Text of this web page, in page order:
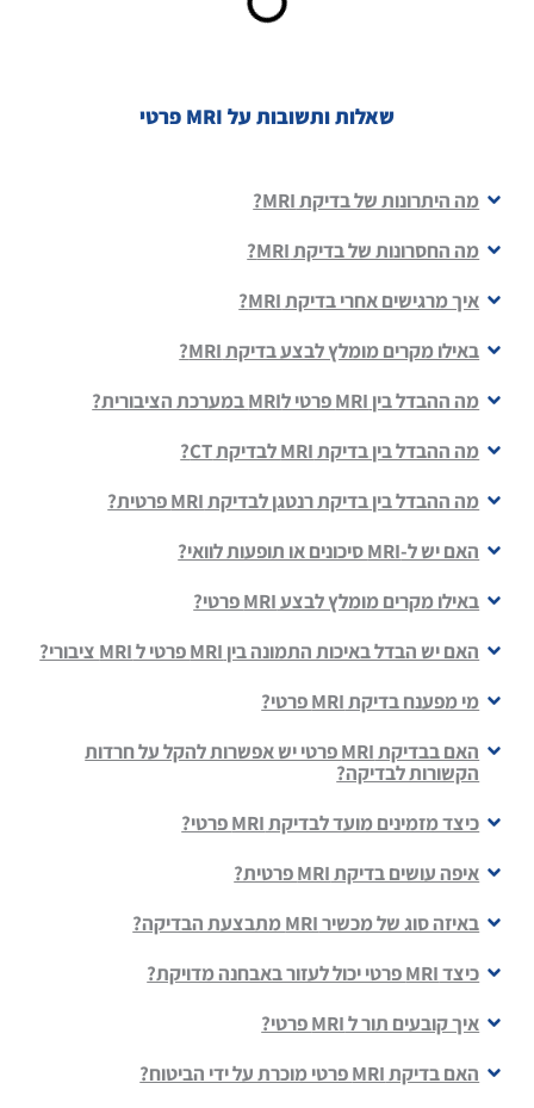
שאלות ותשובות על MRI פרטי
מה היתרונות של בדיקת MRI?
מה החסרונות של בדיקת MRI?
איך מרגישים אחרי בדיקת MRI?
באילו מקרים מומלץ לבצע בדיקת MRI?
מה ההבדל בין MRI פרטי לMRI במערכת הציבורית?
מה ההבדל בין בדיקת MRI לבדיקת CT?
מה ההבדל בין בדיקת רנטגן לבדיקת MRI פרטית?
האם יש ל-MRI סיכונים או תופעות לוואי?
באילו מקרים מומלץ לבצע MRI פרטי?
האם יש הבדל באיכות התמונה בין MRI פרטי ל MRI ציבורי?
מי מפענח בדיקת MRI פרטי?
האם בבדיקת MRI פרטי יש אפשרות להקל על חרדות
הקשורות לבדיקה?
כיצד מזמינים מועד לבדיקת MRI פרטי?
איפה עושים בדיקת MRI פרטית?
באיזה סוג של מכשיר MRI מתבצעת הבדיקה?
כיצד MRI פרטי יכול לעזור באבחנה מדויקת?
איך קובעים תור ל MRI פרטי?
האם בדיקת MRI פרטי מוכרת על ידי הביטוח?